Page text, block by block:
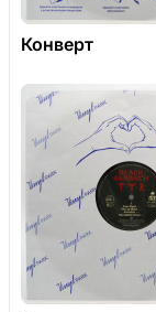
Конверт